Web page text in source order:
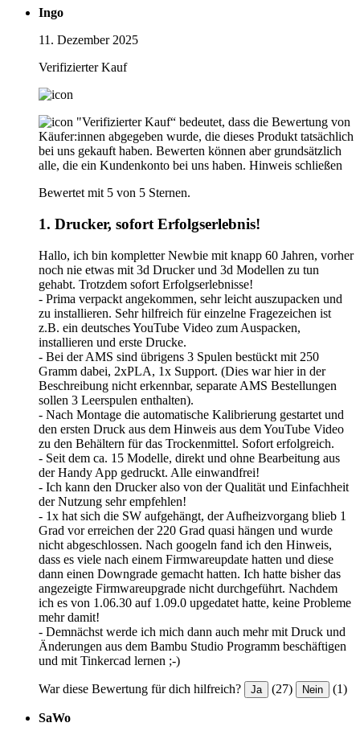
Ingo
11. Dezember 2025
Verifizierter Kauf
"Verifizierter Kauf“ bedeutet, dass die Bewertung von
Käufer:innen abgegeben wurde, die dieses Produkt tatsächlich
bei uns gekauft haben. Bewerten können aber grundsätzlich
alle, die ein Kundenkonto bei uns haben. Hinweis schließen
Bewertet mit 5 von 5 Sternen.
1. Drucker, sofort Erfolgserlebnis!
Hallo, ich bin kompletter Newbie mit knapp 60 Jahren, vorher
noch nie etwas mit 3d Drucker und 3d Modellen zu tun
gehabt. Trotzdem sofort Erfolgserlebnisse!
- Prima verpackt angekommen, sehr leicht auszupacken und
zu installieren. Sehr hilfreich für einzelne Fragezeichen ist
z.B. ein deutsches YouTube Video zum Auspacken,
installieren und erste Drucke.
- Bei der AMS sind übrigens 3 Spulen bestückt mit 250
Gramm dabei, 2xPLA, 1x Support. (Dies war hier in der
Beschreibung nicht erkennbar, separate AMS Bestellungen
sollen 3 Leerspulen enthalten).
- Nach Montage die automatische Kalibrierung gestartet und
den ersten Druck aus dem Hinweis aus dem YouTube Video
zu den Behältern für das Trockenmittel. Sofort erfolgreich.
- Seit dem ca. 15 Modelle, direkt und ohne Bearbeitung aus
der Handy App gedruckt. Alle einwandfrei!
- Ich kann den Drucker also von der Qualität und Einfachheit
der Nutzung sehr empfehlen!
- 1x hat sich die SW aufgehängt, der Aufheizvorgang blieb 1
Grad vor erreichen der 220 Grad quasi hängen und wurde
nicht abgeschlossen. Nach googeln fand ich den Hinweis,
dass es viele nach einem Firmwareupdate hatten und diese
dann einen Downgrade gemacht hatten. Ich hatte bisher das
angezeigte Firmwareupgrade nicht durchgeführt. Nachdem
ich es von 1.06.30 auf 1.09.0 upgedatet hatte, keine Probleme
mehr damit!
- Demnächst werde ich mich dann auch mehr mit Druck und
Änderungen aus dem Bambu Studio Programm beschäftigen
und mit Tinkercad lernen ;-)
War diese Bewertung für dich hilfreich? Ja (27) Nein (1)
SaWo